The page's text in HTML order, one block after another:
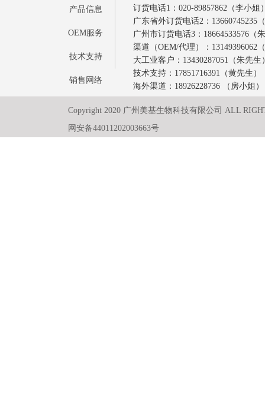
产品信息
OEM服务
技术支持
销售网络
订货电话1：020-89857862（李小姐
广东省外订货电话2：13660745235
广州市订货电话3：18664533576（
渠道（OEM/代理）：13149396062
大工业客户：13430287051（朱先生
技术支持：17851716391（黄先生）
海外渠道：18926228736 （房小姐）
Copyright 2020 广州美基生物科技有限公司 ALL
网安备44011202003663号